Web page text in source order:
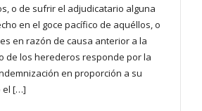
o de sufrir el adjudicatario alguna
en el goce pacífico de aquéllos, o
en razón de causa anterior a la
de los herederos responde por la
en proporción a su
el […]